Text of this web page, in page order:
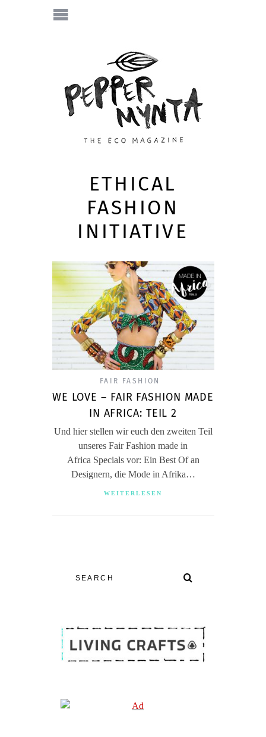
ETHICAL
FASHION
INITIATIVE
FAIR FASHION
WE LOVE – FAIR FASHION MADE
IN AFRICA: TEIL 2
Und hier stellen wir euch den zweiten Teil
unseres Fair Fashion made in
Africa Specials vor: Ein Best Of an
Designern, die Mode in Afrika…
WEITERLESEN